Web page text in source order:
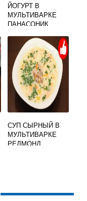
ЙОГУРТ В
МУЛЬТИВАРКЕ
ПАНАСОНИК
СУП СЫРНЫЙ В
МУЛЬТИВАРКЕ
РЕДМОНД